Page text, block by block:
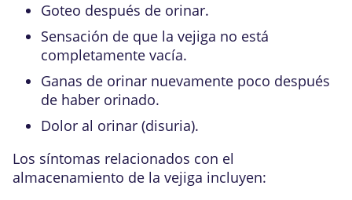
Goteo después de orinar.
Sensación de que la vejiga no está
completamente vacía.
Ganas de orinar nuevamente poco después
de haber orinado.
Dolor al orinar (disuria).
Los síntomas relacionados con el
almacenamiento de la vejiga incluyen: